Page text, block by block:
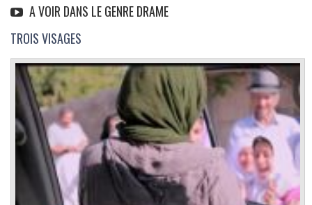
A VOIR DANS LE GENRE DRAME
TROIS VISAGES